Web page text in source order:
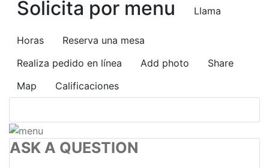
Solicita por menu Llama
Horas
Reserva una mesa
Realiza pedido en línea
Add photo
Share
Map
Calificaciones
ASK A QUESTION